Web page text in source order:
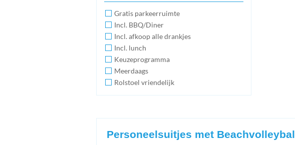
Gratis parkeerruimte
Incl. BBQ/Diner
Incl. afkoop alle drankjes
Incl. lunch
Keuzeprogramma
Meerdaags
Rolstoel vriendelijk
Personeelsuitjes met Beachvolleybal